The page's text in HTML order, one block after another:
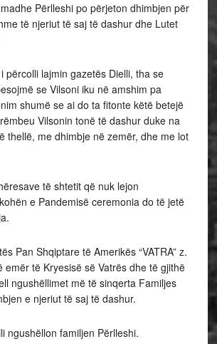
Përlleshi po përjeton dhimbjen për
të njeriut të saj të dashur dhe Lutet
përcolli lajmin gazetës Dielli, tha se
se Vilsoni iku në amshim pa
shumë se ai do ta fitonte këtë betejë
Vilsonin tonë të dashur duke na
thellë, me dhimbje në zemër, dhe me lot
të shtetit që nuk lejon
e Pandemisë ceremonia do të jetë
Pan Shqiptare të Amerikës “VATRA” z.
emër të Kryesisë së Vatrës dhe të gjithë
ngushëllimet më të sinqerta Familjes
e njeriut të saj të dashur.
ngushëllon familjen Përlleshi.